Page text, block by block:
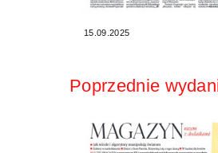
15.09.2025
Poprzednie